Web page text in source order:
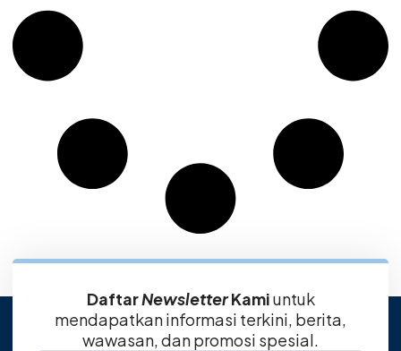
DaftarNewsletterKamiuntuk
mendapatkan informasi terkini, berita,
wawasan, dan promosi spesial.